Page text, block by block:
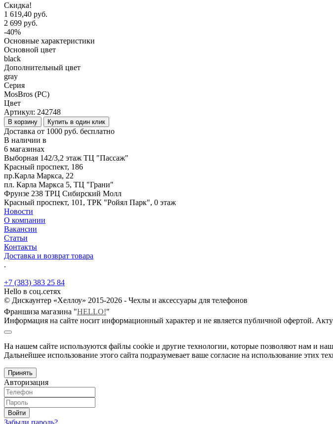
Скидка!
1 619,40 руб.
2 699 руб.
-40%
Основные характеристики
Основной цвет
black
Дополнительный цвет
gray
Серия
MosBros (PC)
Цвет
Артикул: 242748
В корзину Купить в один клик
Доставка от 1000 руб. бесплатно
В наличии в
6 магазинах
Выборная 142/3,2 этаж ТЦ "Пассаж"
Красный проспект, 186
пр.Карла Маркса, 22
пл. Карла Маркса 5, ТЦ "Грани"
Фрунзе 238 ТРЦ Сибирский Молл
Красный проспект, 101, ТРК "Ройял Парк", 0 этаж
Новости
О компании
Вакансии
Статьи
Контакты
Доставка и возврат товара
.
+7 (383) 383 25 84
Hello в соц.сетях
© Дискаунтер «Хеллоу» 2015-2026 - Чехлы и аксессуары для телефонов
Франшиза магазина "HELLO!"
Информация на сайте носит информационный характер и не является публичной офертой.
На нашем сайте используются файлы cookie и другие технологии, которые позволяют нам и
Дальнейшее использование этого сайта подразумевает ваше согласие на использование этих
Принять
Авторизация
Войти
Забыли пароль?